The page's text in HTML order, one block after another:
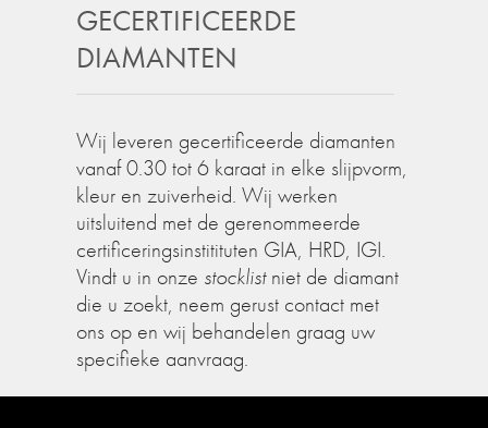
GECERTIFICEERDE
DIAMANTEN
Wij leveren gecertificeerde diamanten
vanaf 0.30 tot 6 karaat in elke slijpvorm,
kleur en zuiverheid. Wij werken
uitsluitend met de gerenommeerde
certificeringsinstitituten GIA, HRD, IGI.
Vindt u in onze stocklistniet de diamant
die u zoekt, neem gerust contact met
ons op en wij behandelen graag uw
specifieke aanvraag.